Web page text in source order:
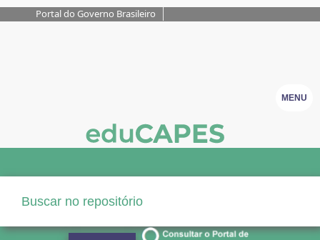
Portal do Governo Brasileiro
MENU